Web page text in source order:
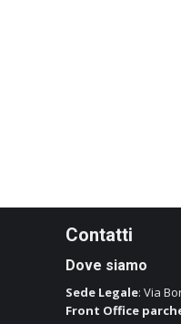
Contatti
Dove siamo
Sede Legale: Via
Front Office